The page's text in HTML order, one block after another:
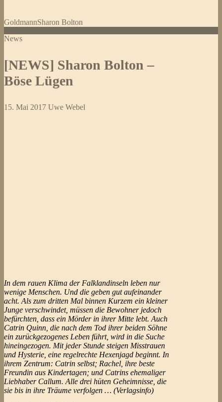
GoldmannSharon Bolton
News
[NEWS] Sharon Bolton –
Böse Lügen
15. Mai 2017 Uwe Webel
In dem rauen Klima der Falklandinseln leben nur
wenige Menschen. Und die geben gut aufeinander
acht. Als zum dritten Mal binnen Kurzem ein kleiner
Junge verschwindet, müssen die Bewohner jedoch
befürchten, dass ein Mörder in ihrer Mitte lebt. Auch
Catrin Quinn, die nach dem Tod ihrer beiden Söhne
ein zurückgezogenes Leben führt, wird in die Suche
hineingezogen. Mit jeder Stunde steigen Misstrauen
und Hysterie, eine regelrechte Hexenjagd beginnt. In
ihrem Zentrum: Catrin selbst; Rachel, ihre beste
Freundin aus Kindertagen; und Catrins ehemaliger
Liebhaber Callum. Alle drei hüten Geheimnisse, die
sie bis in ihre Träume verfolgen … (Verlagsinfo)